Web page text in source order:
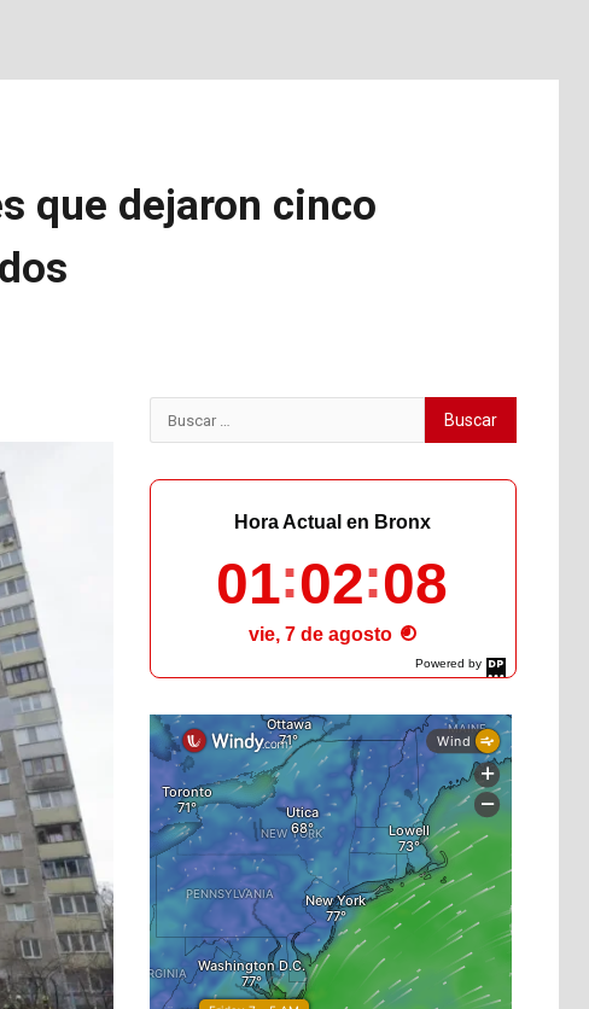
que dejaron cinco
Buscar:
Powered by
DaysPedia.com
Hora Actual en Bronx
01 02 10
vie, 7 de agosto